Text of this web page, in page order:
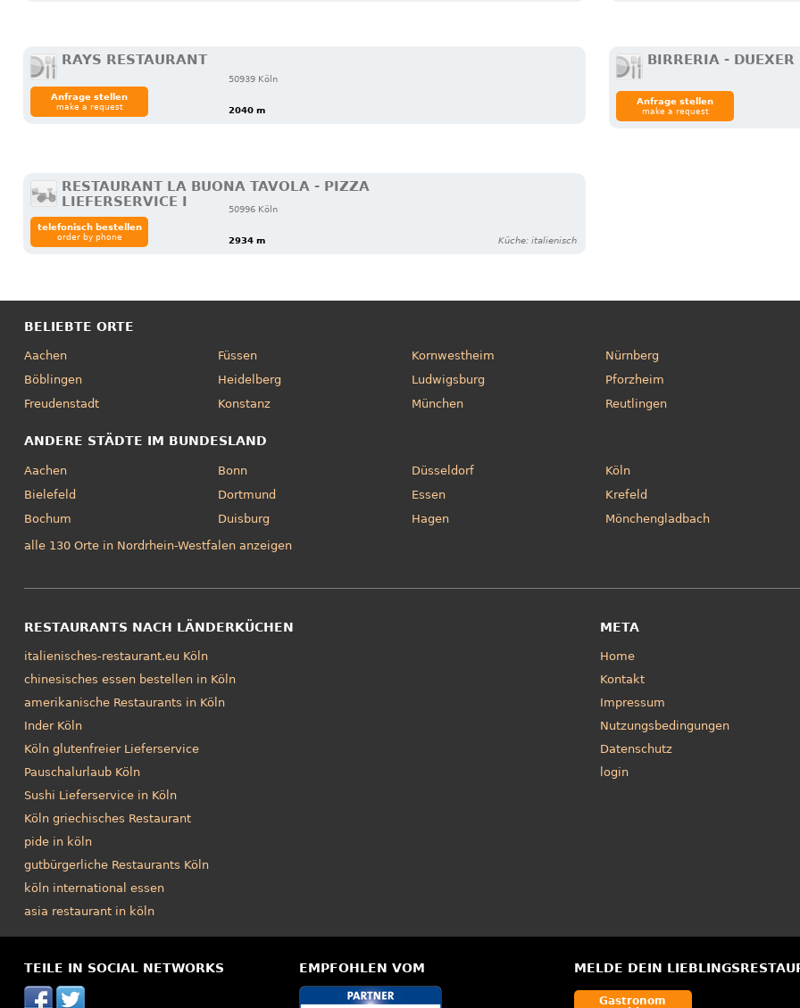
RAYS RESTAURANT
50939 Köln
2040 m
Anfrage stellen
make a request
BIRRERIA - DUEXER
Anfrage stellen
make a request
RESTAURANT LA BUONA TAVOLA - PIZZA
LIEFERSERVICE I
50996 Köln
2934 m Küche: italienisch
telefonisch bestellen
order by phone
BELIEBTE ORTE
Aachen
Böblingen
Freudenstadt
Füssen
Heidelberg
Konstanz
Kornwestheim
Ludwigsburg
München
Nürnberg
Pforzheim
Reutlingen
ANDERE STÄDTE IM BUNDESLAND
Aachen
Bielefeld
Bochum
Bonn
Dortmund
Duisburg
Düsseldorf
Essen
Hagen
Köln
Krefeld
Mönchengladbach
alle 130 Orte in Nordrhein-Westfalen anzeigen
RESTAURANTS NACH LÄNDERKÜCHEN
italienisches-restaurant.eu Köln
chinesisches essen bestellen in Köln
amerikanische Restaurants in Köln
Inder Köln
Köln glutenfreier Lieferservice
Pauschalurlaub Köln
Sushi Lieferservice in Köln
Köln griechisches Restaurant
pide in köln
gutbürgerliche Restaurants Köln
köln international essen
asia restaurant in köln
META
Home
Kontakt
Impressum
Nutzungsbedingungen
Datenschutz
login
TEILE IN SOCIAL NETWORKS EMPFOHLEN VOM MELDE DEIN
Gastronom